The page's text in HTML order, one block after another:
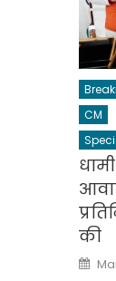
CM
की
on